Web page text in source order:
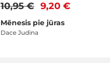
9,20 €
10,95 €
Mēnesis pie jūras
Dace Judina